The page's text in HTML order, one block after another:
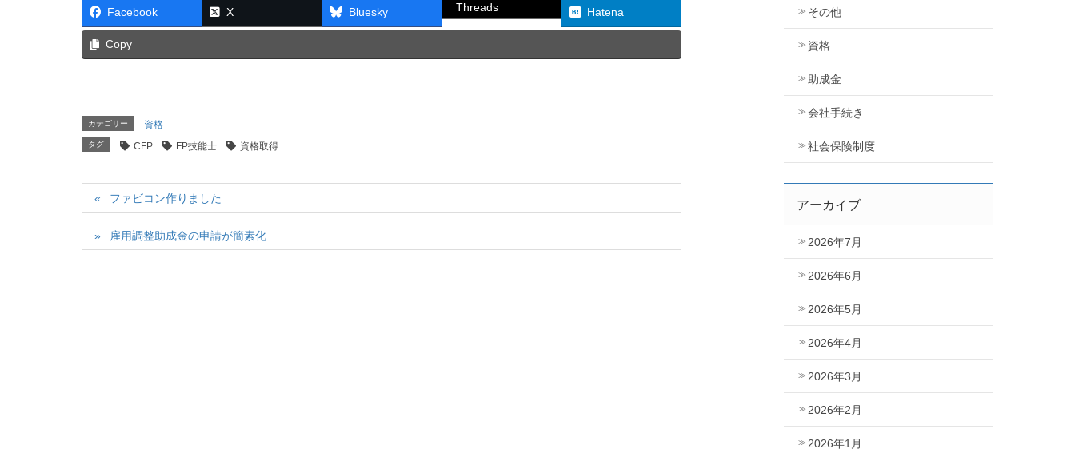
Facebook X Bluesky Threads Hatena
Copy
カテゴリー 資格
タグ CFP FP技能士 資格取得
ファビコン作りました
雇用調整助成金の申請が簡素化
その他
資格
助成金
会社手続き
社会保険制度
アーカイブ
2026年7月
2026年6月
2026年5月
2026年4月
2026年3月
2026年2月
2026年1月